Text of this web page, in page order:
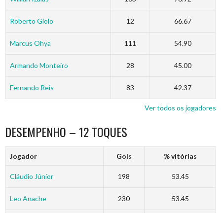
Roberto Giolo 12 66.67
Marcus Ohya 111 54.90
Armando Monteiro 28 45.00
Fernando Reis 83 42.37
Ver todos os jogadores
DESEMPENHO – 12 TOQUES
Jogador Gols % vitórias
Cláudio Júnior 198 53.45
Leo Anache 230 53.45